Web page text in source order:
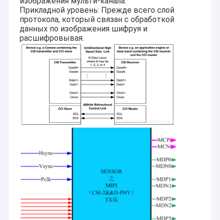
Главная страница
Ролики
Прикладной уровень: Прежде всего слой
протокола, который связан с обработкой
данных по изображения шифруя и
расшифровывая.
CO. технологии Шэньчжэня Sinoseen, Ltd было установлено в
марте 2009. На излишек десятилетия, Sinoseen было
предназначено к обеспечивать клиентов с различным
OEM/ODM подгоняло решения обработки изображений
CMOS от дизайна и развития, производства, к после-